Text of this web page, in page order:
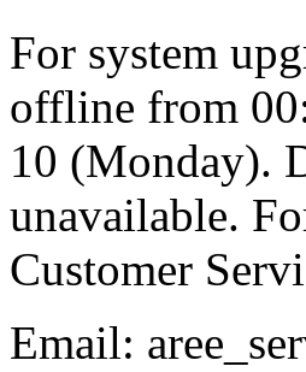
For system
offline from
10 (Monday).
unavailable.
Customer
Email: